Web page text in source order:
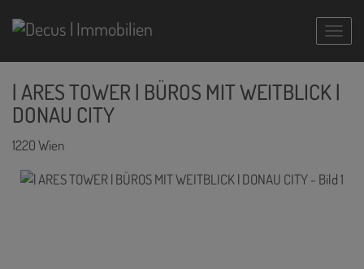
| ARES TOWER | BÜROS MIT WEITBLICK |
DONAU CITY
1220 Wien